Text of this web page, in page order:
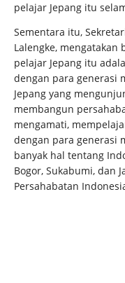
pelajar Jepang itu
Sementara itu,
Lalengke,
pelajar Jepang itu
dengan para generasi
Jepang yang
membangun
mengamati,
dengan para generasi
banyak hal tentang
Bogor, Sukabumi, dan
Persahabatan